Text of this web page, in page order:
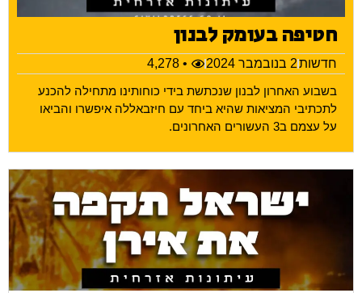
חטיפה בעומק לבנון
חדשות2 בנובמבר 2024
• 4,278
בשבוע האחרון לבנון שנכתשת בידי כוחותינו מתחילה להכנע
לתכתיבי המציאות שהיא ביחד עם חיזבאללה איפשרו והביאו
על עצמם ב3 העשורים האחרונים.